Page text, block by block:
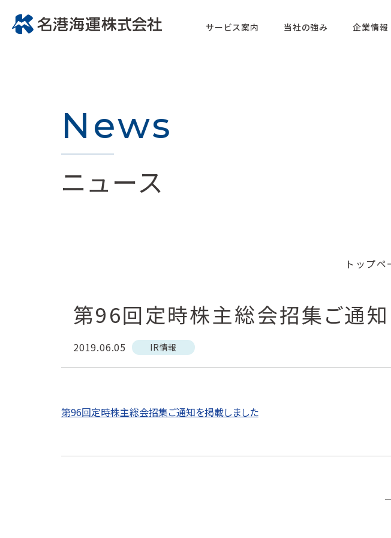
サービス案内 当社の強み 企業情報
News
ニュース
トップペ
第96回定時株主総会招集ご通知
2019.06.05 IR情報
第96回定時株主総会招集ご通知を掲載しました